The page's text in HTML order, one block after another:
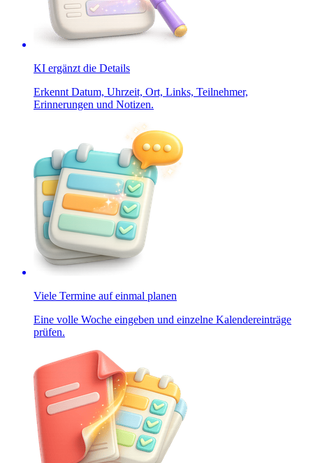
KI ergänzt die Details
Erkennt Datum, Uhrzeit, Ort, Links, Teilnehmer,
Erinnerungen und Notizen.
Viele Termine auf einmal planen
Eine volle Woche eingeben und einzelne Kalendereinträge
prüfen.